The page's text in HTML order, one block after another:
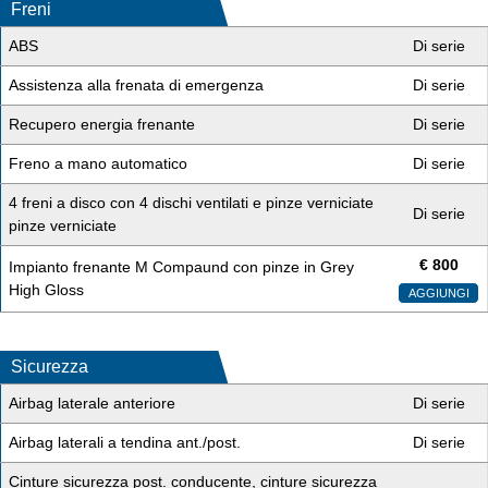
Freni
ABS Di serie
Assistenza alla frenata di emergenza Di serie
Recupero energia frenante Di serie
Freno a mano automatico Di serie
4 freni a disco con 4 dischi ventilati e pinze verniciate
pinze verniciate
Di serie
Impianto frenante M Compaund con pinze in Grey
High Gloss
€ 800
AGGIUNGI
Sicurezza
Airbag laterale anteriore Di serie
Airbag laterali a tendina ant./post. Di serie
Cinture sicurezza post. conducente, cinture sicurezza